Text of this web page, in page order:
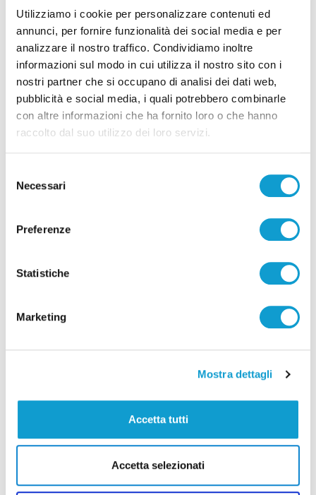
Utilizziamo i cookie per personalizzare contenuti ed
annunci, per fornire funzionalità dei social media e per
analizzare il nostro traffico. Condividiamo inoltre
informazioni sul modo in cui utilizza il nostro sito con i
nostri partner che si occupano di analisi dei dati web,
pubblicità e social media, i quali potrebbero combinarle
con altre informazioni che ha fornito loro o che hanno
raccolto dal suo utilizzo dei loro servizi.
delNecessari
Preferenze
Statistiche
Marketing
Mostra dettagli
Accetta tutti
Accetta selezionati
07/08/2026